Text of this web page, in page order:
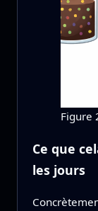
Figure
Ce que
les jours